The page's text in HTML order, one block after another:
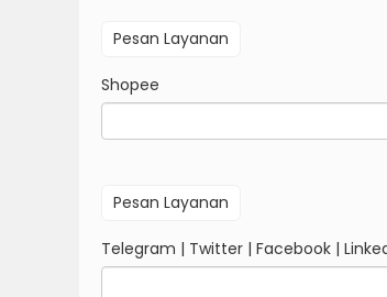
Shopee
Telegram | Twitter | Facebook |